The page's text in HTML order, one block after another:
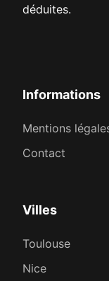
déduites.
Informations
Mentions
Contact
Villes
Toulouse
Nice